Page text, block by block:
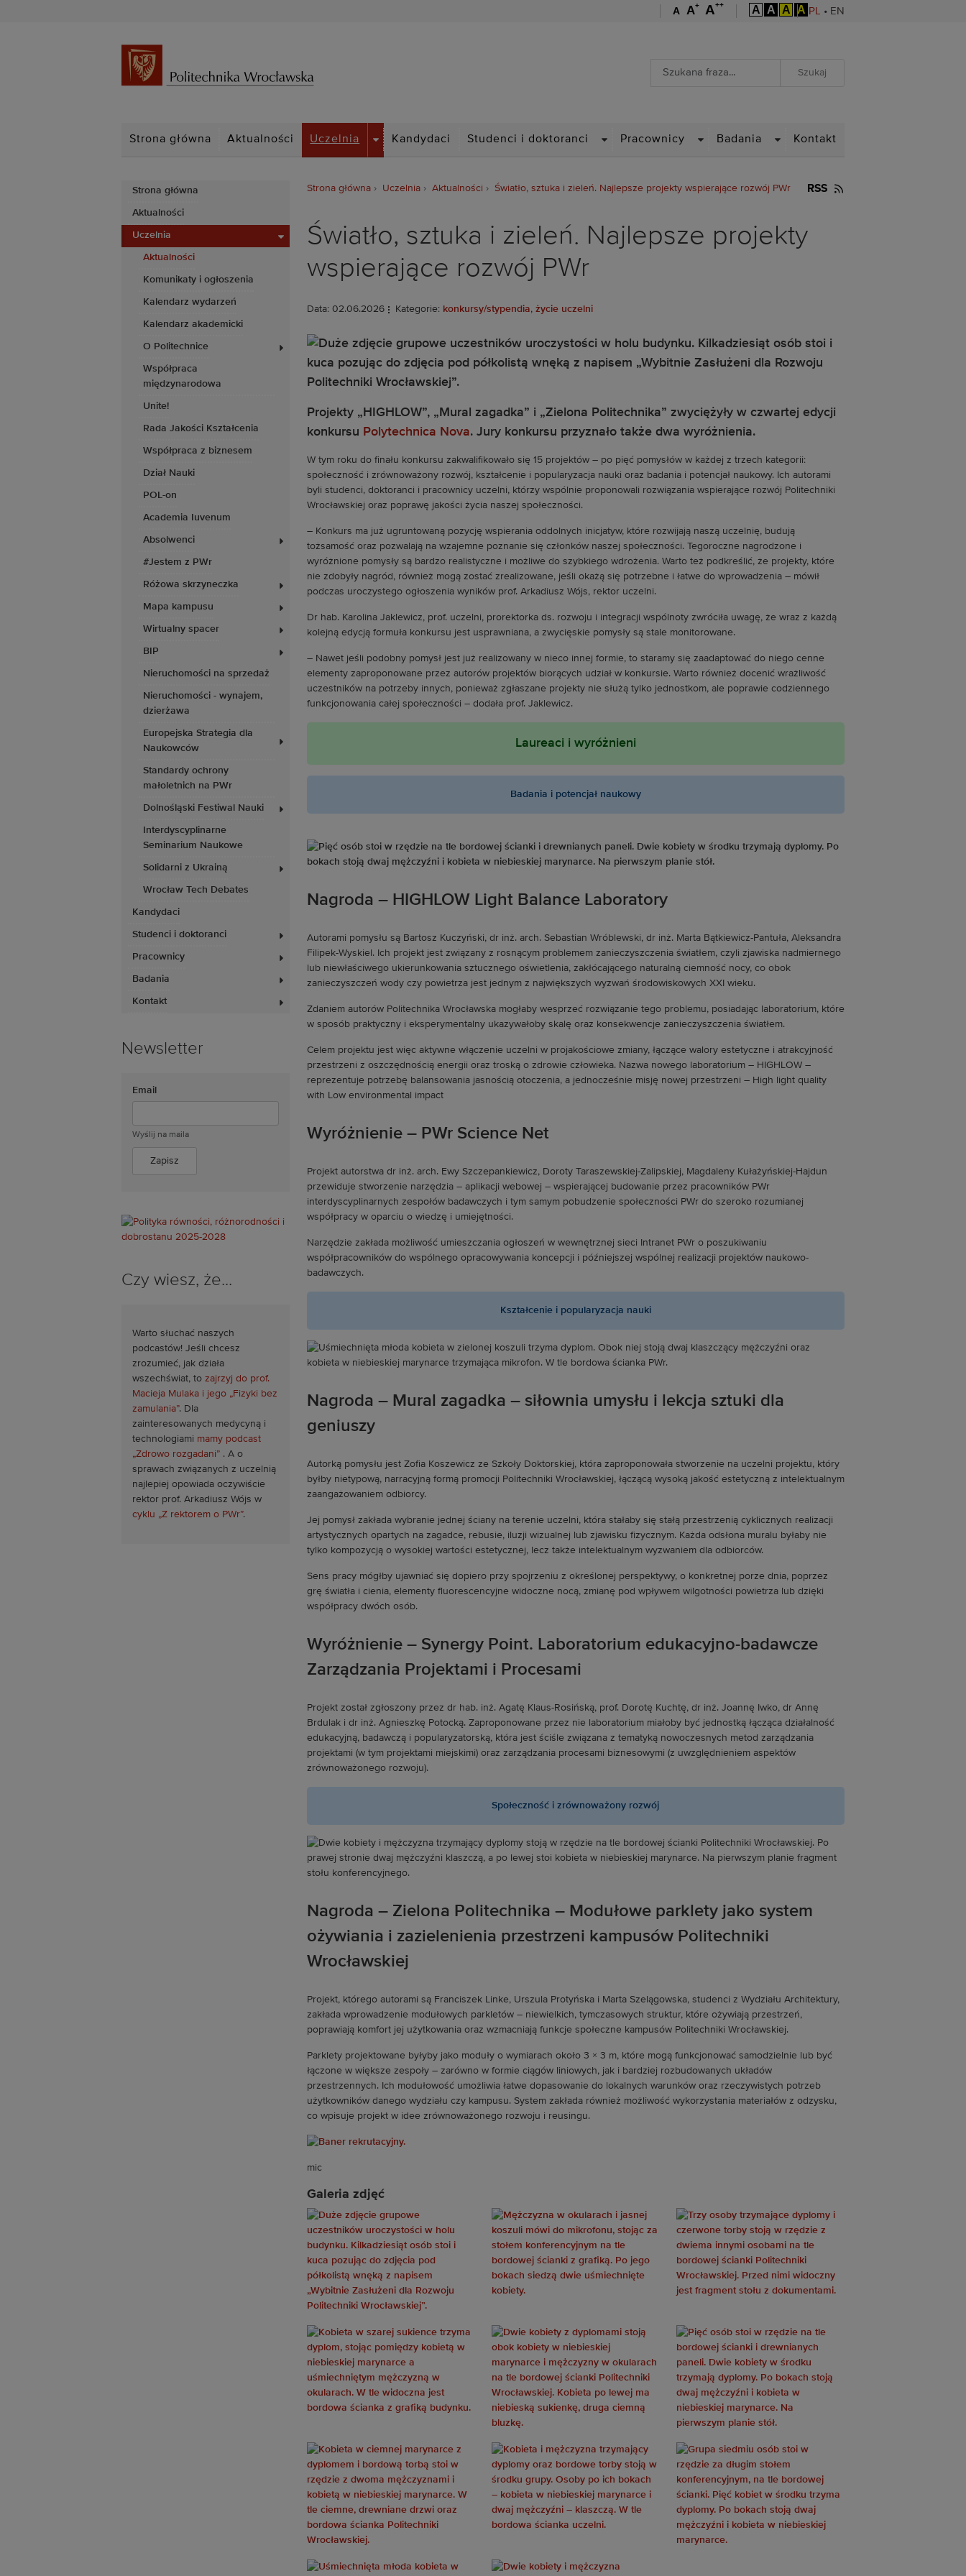
A A+ A++ A A A A PL • EN
Wyszukiwarka
Strona główna Aktualności Uczelnia
DROPDOWN
Kandydaci Studenci i doktoranci Pracownicy Badania Kontakt
Strona główna
Aktualności
Uczelnia
Aktualności
Komunikaty i ogłoszenia
Kalendarz wydarzeń
Kalendarz akademicki
O Politechnice
Współpraca
międzynarodowa
Unite!
Rada Jakości Kształcenia
Współpraca z biznesem
Dział Nauki
POL-on
Academia Iuvenum
Absolwenci
#Jestem z PWr
Różowa skrzyneczka
Mapa kampusu
Wirtualny spacer
BIP
Nieruchomości na sprzedaż
Nieruchomości - wynajem,
dzierżawa
Europejska Strategia dla
Naukowców
Standardy ochrony
małoletnich na PWr
Dolnośląski Festiwal Nauki
Interdyscyplinarne
Seminarium Naukowe
Solidarni z Ukrainą
Wrocław Tech Debates
Kandydaci
Studenci i doktoranci
Pracownicy
Badania
Kontakt
Newsletter
Email
Wyślij na maila
Czy wiesz, że...
Warto słuchać naszych
podcastów! Jeśli chcesz
zrozumieć, jak działa
wszechświat, to zajrzyj do prof.
Macieja Mulaka i jego „Fizyki bez
zamulania”. Dla
zainteresowanych medycyną i
technologiami mamy podcast
„Zdrowo rozgadani” . A o
sprawach związanych z uczelnią
najlepiej opowiada oczywiście
rektor prof. Arkadiusz Wójs w
cyklu „Z rektorem o PWr”.
Strona główna Uczelnia Aktualności Światło, sztuka i zieleń. Najlepsze projekty wspierające rozwój PWr RSS
Światło, sztuka i zieleń. Najlepsze projekty
wspierające rozwój PWr
Data: 02.06.2026 Kategorie: konkursy/stypendia, życie uczelni
Projekty „HIGHLOW”, „Mural zagadka” i „Zielona Politechnika” zwyciężyły w czwartej edycji
konkursu Polytechnica Nova. Jury konkursu przyznało także dwa wyróżnienia.
W tym roku do finału konkursu zakwalifikowało się 15 projektów – po pięć pomysłów w każdej z trzech kategorii:
społeczność i zrównoważony rozwój, kształcenie i popularyzacja nauki oraz badania i potencjał naukowy. Ich autorami
byli studenci, doktoranci i pracownicy uczelni, którzy wspólnie proponowali rozwiązania wspierające rozwój Politechniki
Wrocławskiej oraz poprawę jakości życia naszej społeczności.
– Konkurs ma już ugruntowaną pozycję wspierania oddolnych inicjatyw, które rozwijają naszą uczelnię, budują
tożsamość oraz pozwalają na wzajemne poznanie się członków naszej społeczności. Tegoroczne nagrodzone i
wyróżnione pomysły są bardzo realistyczne i możliwe do szybkiego wdrożenia. Warto też podkreślić, że projekty, które
nie zdobyły nagród, również mogą zostać zrealizowane, jeśli okażą się potrzebne i łatwe do wprowadzenia – mówił
podczas uroczystego ogłoszenia wyników prof. Arkadiusz Wójs, rektor uczelni.
Dr hab. Karolina Jaklewicz, prof. uczelni, prorektorka ds. rozwoju i integracji wspólnoty zwróciła uwagę, że wraz z każdą
kolejną edycją formuła konkursu jest usprawniana, a zwycięskie pomysły są stale monitorowane.
– Nawet jeśli podobny pomysł jest już realizowany w nieco innej formie, to staramy się zaadaptować do niego cenne
elementy zaproponowane przez autorów projektów biorących udział w konkursie. Warto również docenić wrażliwość
uczestników na potrzeby innych, ponieważ zgłaszane projekty nie służą tylko jednostkom, ale poprawie codziennego
funkcjonowania całej społeczności – dodała prof. Jaklewicz.
Laureaci i wyróżnieni
Badania i potencjał naukowy
Nagroda – HIGHLOW Light Balance Laboratory
Autorami pomysłu są Bartosz Kuczyński, dr inż. arch. Sebastian Wróblewski, dr inż. Marta Bątkiewicz-Pantuła, Aleksandra
Filipek-Wyskiel. Ich projekt jest związany z rosnącym problemem zanieczyszczenia światłem, czyli zjawiska nadmiernego
lub niewłaściwego ukierunkowania sztucznego oświetlenia, zakłócającego naturalną ciemność nocy, co obok
zanieczyszczeń wody czy powietrza jest jednym z największych wyzwań środowiskowych XXI wieku.
Zdaniem autorów Politechnika Wrocławska mogłaby wesprzeć rozwiązanie tego problemu, posiadając laboratorium, które
w sposób praktyczny i eksperymentalny ukazywałoby skalę oraz konsekwencje zanieczyszczenia światłem.
Celem projektu jest więc aktywne włączenie uczelni w projakościowe zmiany, łączące walory estetyczne i atrakcyjność
przestrzeni z oszczędnością energii oraz troską o zdrowie człowieka. Nazwa nowego laboratorium – HIGHLOW –
reprezentuje potrzebę balansowania jasnością otoczenia, a jednocześnie misję nowej przestrzeni – High light quality
with Low environmental impact
Wyróżnienie – PWr Science Net
Projekt autorstwa dr inż. arch. Ewy Szczepankiewicz, Doroty Taraszewskiej-Zalipskiej, Magdaleny Kułażyńskiej-Hajdun
przewiduje stworzenie narzędzia – aplikacji webowej – wspierającej budowanie przez pracowników PWr
interdyscyplinarnych zespołów badawczych i tym samym pobudzenie społeczności PWr do szeroko rozumianej
współpracy w oparciu o wiedzę i umiejętności.
Narzędzie zakłada możliwość umieszczania ogłoszeń w wewnętrznej sieci Intranet PWr o poszukiwaniu
współpracowników do wspólnego opracowywania koncepcji i późniejszej wspólnej realizacji projektów naukowo-
badawczych.
Kształcenie i popularyzacja nauki
Nagroda – Mural zagadka – siłownia umysłu i lekcja sztuki dla
geniuszy
Autorką pomysłu jest Zofia Koszewicz ze Szkoły Doktorskiej, która zaproponowała stworzenie na uczelni projektu, który
byłby nietypową, narracyjną formą promocji Politechniki Wrocławskiej, łączącą wysoką jakość estetyczną z intelektualnym
zaangażowaniem odbiorcy.
Jej pomysł zakłada wybranie jednej ściany na terenie uczelni, która stałaby się stałą przestrzenią cyklicznych realizacji
artystycznych opartych na zagadce, rebusie, iluzji wizualnej lub zjawisku fizycznym. Każda odsłona muralu byłaby nie
tylko kompozycją o wysokiej wartości estetycznej, lecz także intelektualnym wyzwaniem dla odbiorców.
Sens pracy mógłby ujawniać się dopiero przy spojrzeniu z określonej perspektywy, o konkretnej porze dnia, poprzez
grę światła i cienia, elementy fluorescencyjne widoczne nocą, zmianę pod wpływem wilgotności powietrza lub dzięki
współpracy dwóch osób.
Wyróżnienie – Synergy Point. Laboratorium edukacyjno-badawcze
Zarządzania Projektami i Procesami
Projekt został zgłoszony przez dr hab. inż. Agatę Klaus-Rosińską, prof. Dorotę Kuchtę, dr inż. Joannę Iwko, dr Annę
Brdulak i dr inż. Agnieszkę Potocką. Zaproponowane przez nie laboratorium miałoby być jednostką łącząca działalność
edukacyjną, badawczą i popularyzatorską, która jest ściśle związana z tematyką nowoczesnych metod zarządzania
projektami (w tym projektami miejskimi) oraz zarządzania procesami biznesowymi (z uwzględnieniem aspektów
zrównoważonego rozwoju).
Społeczność i zrównoważony rozwój
Nagroda – Zielona Politechnika – Modułowe parklety jako system
ożywiania i zazielenienia przestrzeni kampusów Politechniki
Wrocławskiej
Projekt, którego autorami są Franciszek Linke, Urszula Protyńska i Marta Szelągowska, studenci z Wydziału Architektury,
zakłada wprowadzenie modułowych parkletów – niewielkich, tymczasowych struktur, które ożywiają przestrzeń,
poprawiają komfort jej użytkowania oraz wzmacniają funkcje społeczne kampusów Politechniki Wrocławskiej.
Parklety projektowane byłyby jako moduły o wymiarach około 3 × 3 m, które mogą funkcjonować samodzielnie lub być
łączone w większe zespoły – zarówno w formie ciągów liniowych, jak i bardziej rozbudowanych układów
przestrzennych. Ich modułowość umożliwia łatwe dopasowanie do lokalnych warunków oraz rzeczywistych potrzeb
użytkowników danego wydziału czy kampusu. System zakłada również możliwość wykorzystania materiałów z odzysku,
co wpisuje projekt w idee zrównoważonego rozwoju i reusingu.
mic
Galeria zdjęć